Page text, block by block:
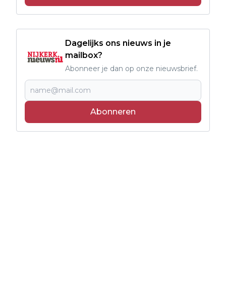
Dagelijks ons nieuws in je
mailbox?
Abonneer je dan op onze nieuwsbrief.
Abonneren